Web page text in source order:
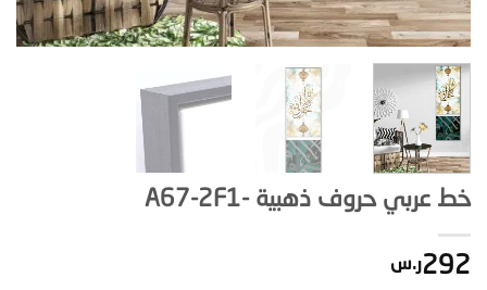
خط عربي حروف ذهبية -A67-2F1
292ر.س